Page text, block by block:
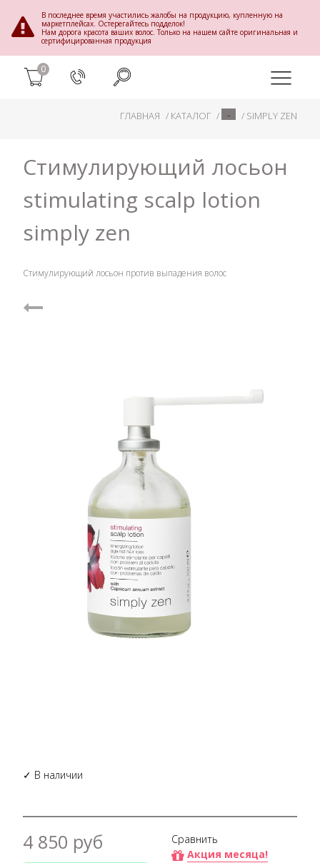
В последнее время участились жалобы на продукцию, купленную на
маркетплейсах. Остерегайтесь подделок!
Нам дорога красота ваших волос. Только на нашем сайте оригинальная и
сертифицированная продукция
0
ГЛАВНАЯ КАТАЛОГ - SIMPLY ZEN
Стимулирующий лосьон
stimulating scalp lotion
simply zen
Стимулирующий лосьон против выпадения волос
✓ В наличии
4 850 руб
Сравнить
Акция месяца!